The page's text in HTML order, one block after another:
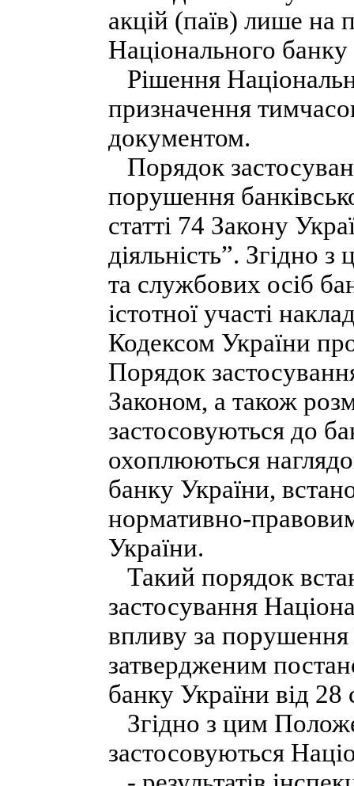
акцій (паїв) лише на
Національного
Рішення
призначення
документом.
Порядок
порушення
статті 74 Закону
діяльність”. Згідно
та службових осіб
істотної участі
Кодексом України
Порядок
Законом, а також
застосовуються до
охоплюються
банку України,
нормативно-
України.
Такий порядок
застосування
впливу за порушення
затвердженим
банку України від
Згідно з цим
застосовуються